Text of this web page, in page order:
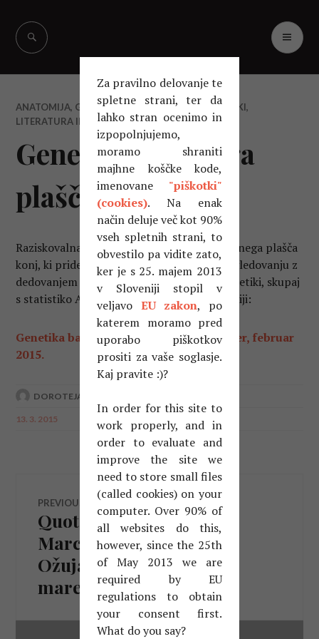
Za pravilno delovanje te
spletne strani, ter da
lahko stran ocenimo in
izpopolnjujemo,
moramo shraniti
majhne koščke kode,
imenovane "piškotki"
(cookies). Na enak
način deluje več kot 90%
vseh spletnih strani, to
obvestilo pa vidite zato,
ker je s 25. majem 2013
v Sloveniji stopil v
veljavo EU zakon, po
katerem moramo pred
uporabo piškotkov
prositi za vaše soglasje.
Kaj pravite :)?
In order for this site to
work properly, and in
order to evaluate and
improve the site we
need to store small files
(called cookies) on your
computer. Over 90% of
all websites do this,
however, since the 25th
of May 2013 we are
required by EU
regulations to obtain
your consent first.
What do you say?
content
Horses
ANATOMIJA, GENETIKA, PSIHOLOGIJA,PRIROČNIKI,
LITERATURA IN OSTALO
Genetika barvnega
plašča konj
Raziskovalna naloga na temo genetike barvnega plašča
konj, ki pride prav pri najosnovnejšem spogledovanju z
dedovanjem barve in osnovnimi izrazi v genetiki, skupaj
s statistiko Ameriških quarter konj v Sloveniji:
Genetika barvnega plašča konj, Pia Vašcer, februar
2015.
DOROTEJA VAŠCER
13. 3. 2015
Navigacija
prispevka
PREVIOUS
Previous
post:
Quote of the month –
March|Misao mjeseca –
Ožujak|Misel meseca –
marec